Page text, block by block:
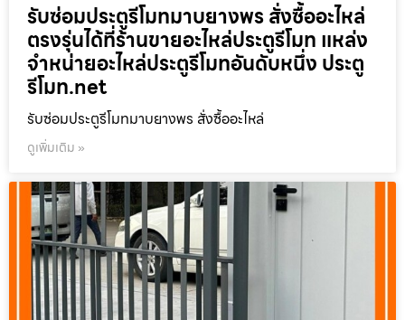
รับซ่อมประตูรีโมทมาบยางพร สั่งซื้ออะไหล่
ตรงรุ่นได้ที่ร้านขายอะไหล่ประตูรีโมท แหล่ง
จำหน่ายอะไหล่ประตูรีโมทอันดับหนึ่ง ประตู
รีโมท.net
รับซ่อมประตูรีโมทมาบยางพร สั่งซื้ออะไหล่
ดูเพิ่มเติม »